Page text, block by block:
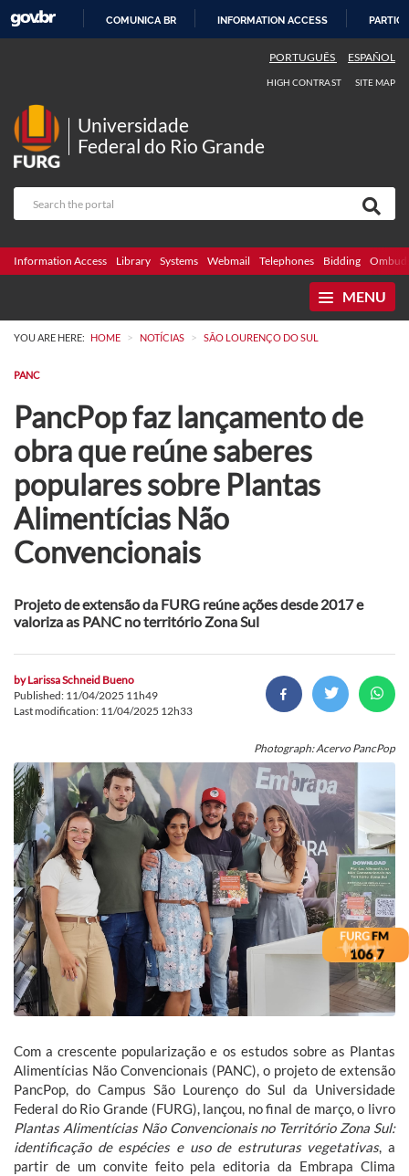
COMUNICA BR INFORMATION ACCESS
PORTUGUÊS ESPAÑOL
HIGH CONTRAST SITE MAP
Universidade
Federal do Rio Grande
Information Access Library Systems Webmail Telephones Bidding
MENU
YOU ARE HERE: HOME > NOTÍCIAS > SÃO LOURENÇO DO SUL
PANC
PancPop faz lançamento de
obra que reúne saberes
populares sobre Plantas
Alimentícias Não
Convencionais
Projeto de extensão da FURG reúne ações desde 2017 e
valoriza as PANC no território Zona Sul
byLarissa Schneid Bueno
Published: 11/04/2025 11h49
Last modification: 11/04/2025 12h33
Photograph: Acervo PancPop
Com a crescente popularização e os estudos sobre as Plantas
Alimentícias Não Convencionais (PANC), o projeto de extensão
PancPop, do Campus São Lourenço do Sul da Universidade
Federal do Rio Grande (FURG), lançou, no final de março, o livro
Plantas Alimentícias Não Convencionais no Território Zona Sul:
identificação de espécies e uso de estruturas vegetativas, a
partir de um convite feito pela editoria da Embrapa Clima